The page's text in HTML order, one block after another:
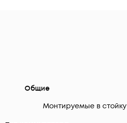
Общие
Монтируемые в стойку